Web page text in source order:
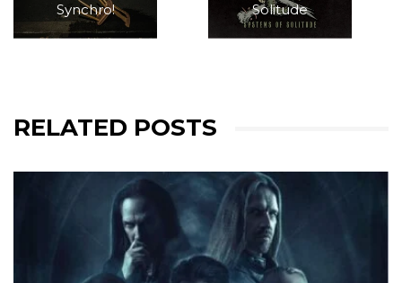
Synchro!
Solitude
RELATED POSTS